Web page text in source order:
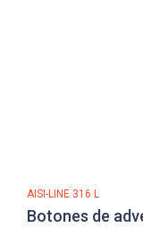
AISI-LINE 316 L
Botones de